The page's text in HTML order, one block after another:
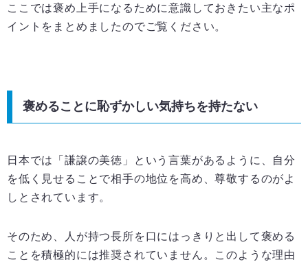
ここでは褒め上手になるために意識しておきたい主なポ
イントをまとめましたのでご覧ください。
褒めることに恥ずかしい気持ちを持たない
日本では「謙譲の美徳」という言葉があるように、自分
を低く見せることで相手の地位を高め、尊敬するのがよ
しとされています。
そのため、人が持つ長所を口にはっきりと出して褒める
ことを積極的には推奨されていません。このような理由